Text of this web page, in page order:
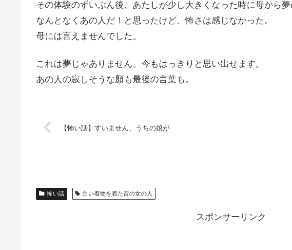
その体験のずいぶん後、あたしが少し大きくなった時に母から夢
なんとなくあの人だ！と思ったけど、怖さは感じなかった。
母には言えませんでした。
これは夢じゃありません。今もはっきりと思い出せます。
あの人の寂しそうな顏も最後の言葉も。
【怖い話】すいません、うちの娘が
怖い話 白い着物を着た昔の女の人
スポンサーリンク